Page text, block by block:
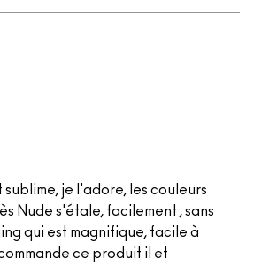
je l'adore, les couleurs
Nude s'étale, facilement , sans
qui est magnifique, facile à
ce produit il et